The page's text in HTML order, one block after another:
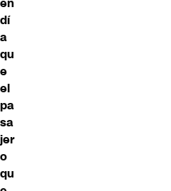
dí
a
qu
e
el
pa
sa
jer
o
qu